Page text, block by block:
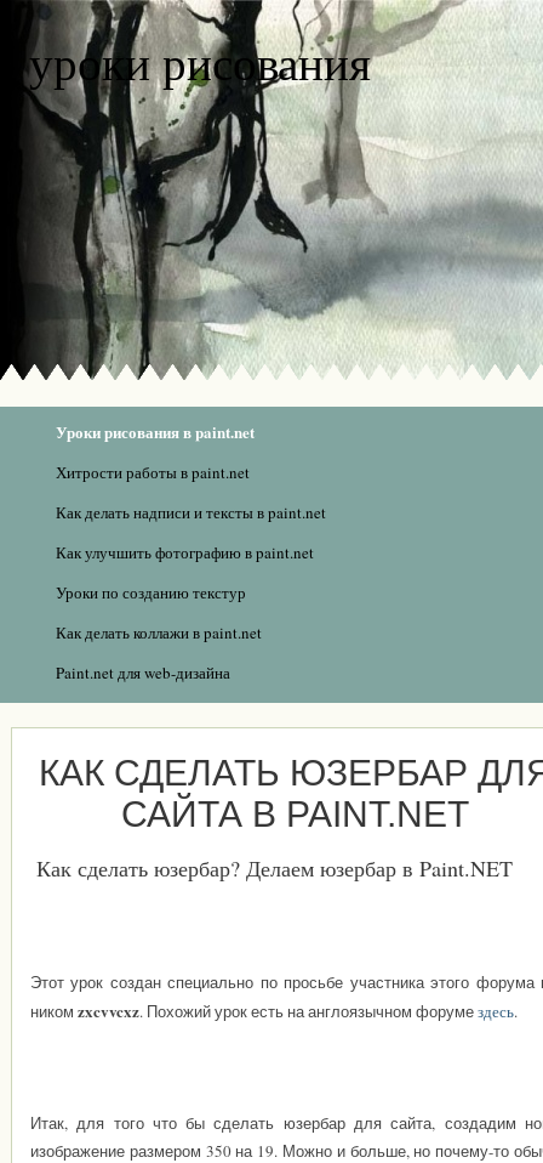
уроки рисования
Уроки рисования в paint.net
Хитрости работы в paint.net
Как делать надписи и тексты в paint.net
Как улучшить фотографию в paint.net
Уроки по созданию текстур
Как делать коллажи в paint.net
Paint.net для web-дизайна
КАК СДЕЛАТЬ ЮЗЕРБАР
САЙТА В PAINT.NET
Как сделать юзербар? Делаем юзербар в Paint.NET
Этот урок создан специально по просьбе участника этого форума
ником zxcvvcxz. Похожий урок есть на англоязычном форумездесь.
Итак, для того что бы сделать юзербар для сайта, создадим
изображение размером 350 на 19. Можно и больше, но почему-то